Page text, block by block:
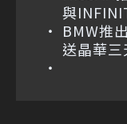
與
BMW推
送晶華